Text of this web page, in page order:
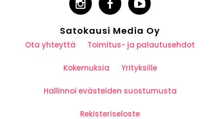
Satokausi Media Oy
Ota yhteyttä Toimitus- ja palautusehdot
Kokemuksia Yrityksille
Hallinnoi evästeiden suostumusta
Rekisteriseloste